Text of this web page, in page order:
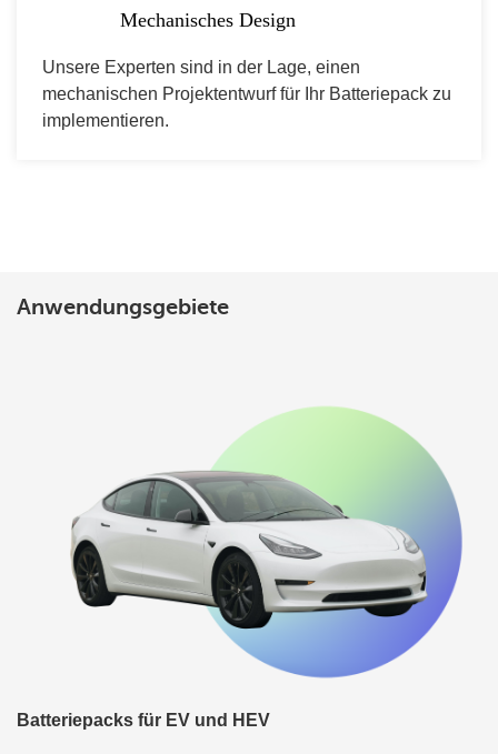
Mechanisches Design
Unsere Experten sind in der Lage, einen
mechanischen Projektentwurf für Ihr Batteriepack zu
implementieren.
Anwendungsgebiete
Batteriepacks für EV und HEV